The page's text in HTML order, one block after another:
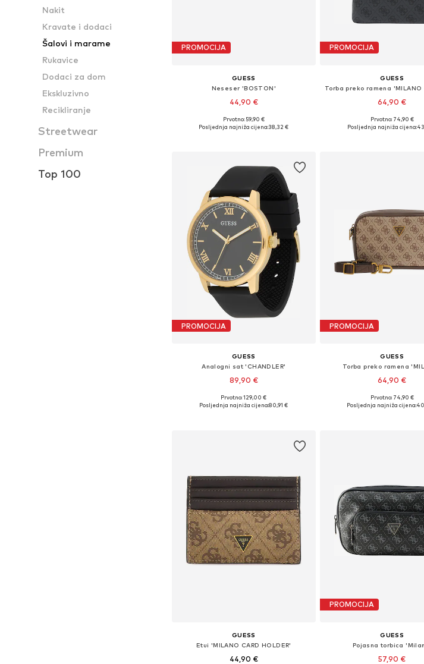
Nakit
Kravate i dodaci
Šalovi i marame
Rukavice
Dodaci za dom
Ekskluzivno
Recikliranje
Streetwear
Premium
Top 100
PROMOCIJA
GUESS
Neseser 'BOSTON'
44,90 €
Dostupne veličine: One Size
Prvotno: 59,90 €
Posljednja najniža cijena:38,32 €
PROMOCIJA
GUESS
64,90 €
Dostupne veličine: One
Prvotno: 74,90 €
Posljednja najniža cijena:
PROMOCIJA
GUESS
Analogni sat 'CHANDLER'
89,90 €
Dostupne veličine: One Size
Prvotno: 129,00 €
Posljednja najniža cijena:80,91 €
PROMOCIJA
GUESS
Torba preko ramena
64,90 €
Dostupne veličine: One
Prvotno: 74,90 €
Posljednja najniža cijena:
GUESS
Etui 'MILANO CARD HOLDER'
44,90 €
PROMOCIJA
GUESS
Pojasna torbica
57,90 €